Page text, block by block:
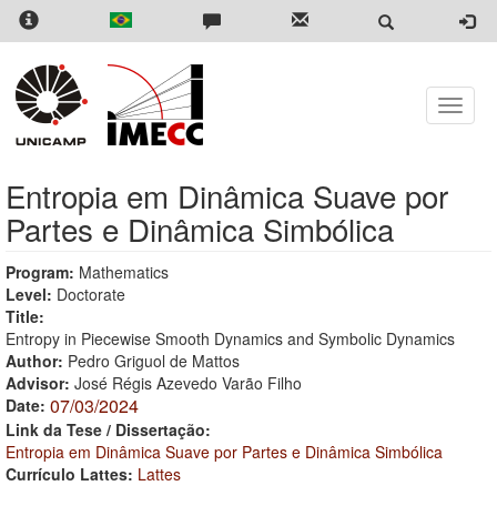
Skip
content
Toggle
Entropia em Dinâmica Suave por
Partes e Dinâmica Simbólica
Program: Mathematics
Level: Doctorate
Title:
Entropy in Piecewise Smooth Dynamics and Symbolic Dynamics
Author: Pedro Griguol de Mattos
Advisor: José Régis Azevedo Varão Filho
Date: 07/03/2024
Link da Tese / Dissertação:
Entropia em Dinâmica Suave por Partes e Dinâmica Simbólica
Currículo Lattes: Lattes